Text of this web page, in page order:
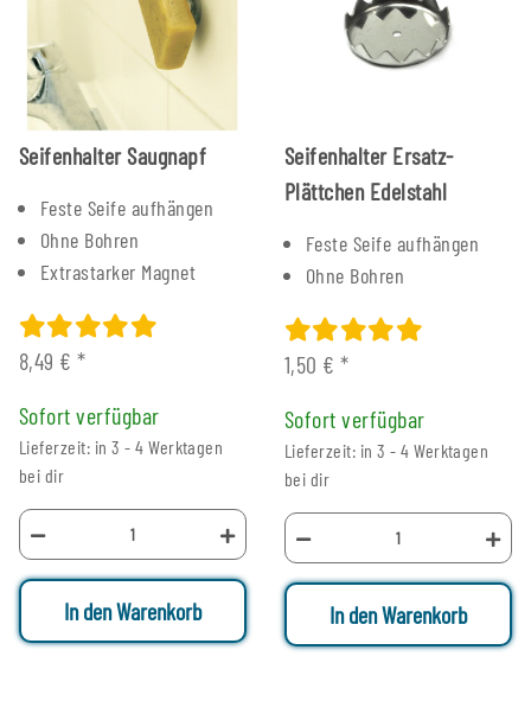
Seifenhalter Saugnapf
Feste Seife aufhängen
Ohne Bohren
Extrastarker Magnet
8,49 €*
Sofort verfügbar
Lieferzeit: in 3 - 4 Werktagen
bei dir
In den Warenkorb
Seifenhalter Ersatz-
Plättchen Edelstahl
Feste Seife aufhängen
Ohne Bohren
1,50 €*
Sofort verfügbar
Lieferzeit: in 3 - 4 Werktagen
bei dir
In den Warenkorb